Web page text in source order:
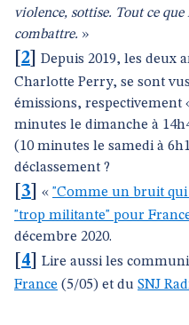
violence, sottise. Tout ce
combattre. »
2
Depuis 2019, les deux
Charlotte Perry, se sont
émissions, respectivement
minutes le dimanche à
(10 minutes le samedi à
déclassement ?
3 « "Comme un bruit qui
"trop militante" pour
décembre 2020.
4 Lire aussi les
France (5/05) et du SNJ